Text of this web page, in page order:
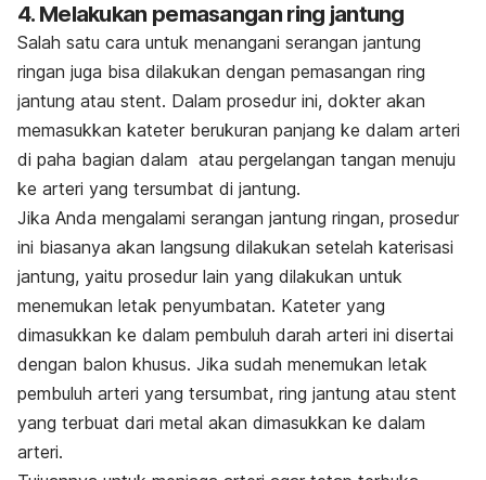
4. Melakukan pemasangan ring jantung
Salah satu cara untuk menangani serangan jantung
ringan juga bisa dilakukan dengan pemasangan ring
jantung atau stent. Dalam prosedur ini, dokter akan
memasukkan kateter berukuran panjang ke dalam arteri
di paha bagian dalam atau pergelangan tangan menuju
ke arteri yang tersumbat di jantung.
Jika Anda mengalami serangan jantung ringan, prosedur
ini biasanya akan langsung dilakukan setelah katerisasi
jantung, yaitu prosedur lain yang dilakukan untuk
menemukan letak penyumbatan. Kateter yang
dimasukkan ke dalam pembuluh darah arteri ini disertai
dengan balon khusus. Jika sudah menemukan letak
pembuluh arteri yang tersumbat, ring jantung atau stent
yang terbuat dari metal akan dimasukkan ke dalam
arteri.